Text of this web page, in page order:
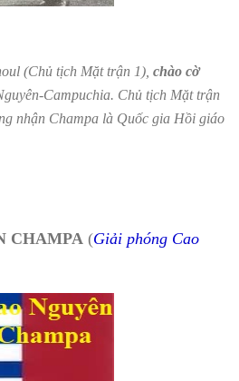
(Chủ tịch Mặt trận 1), chào cờ
Campuchia. Chủ tịch Mặt trận
nhận Champa là Quốc gia Hồi giáo
CHAMPA (Giải phóng Cao